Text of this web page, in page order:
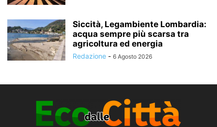
Siccità, Legambiente Lombardia:
acqua sempre più scarsa tra
agricoltura ed energia
Redazione - 6 Agosto 2026